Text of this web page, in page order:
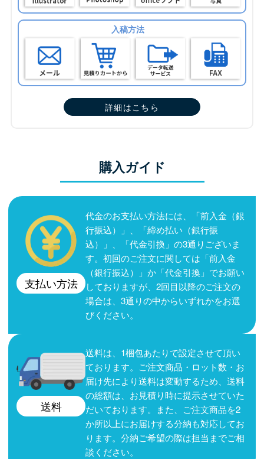
入稿方法
詳細はこちら
購入ガイド
支払い方法
代金のお支払い方法には、「前入金（銀
行振込）」、「締め払い（銀行振
込）」、「代金引換」の3通りございま
す。初回のご注文に関しては「前入金
（銀行振込）」か「代金引換」でお願い
しておりますが、2回目以降のご注文の
場合は、3通りの中からいずれかをお選
びください。
送料
送料は、1梱包あたりで設定させて頂い
ております。ご注文商品・ロット数・お
届け先により送料は変動するため、送料
の総額は、お見積り時に提示させていた
だいております。また、ご注文商品を2
か所以上にお届けする分納も対応してお
ります。分納ご希望の際は担当までご相
談ください。